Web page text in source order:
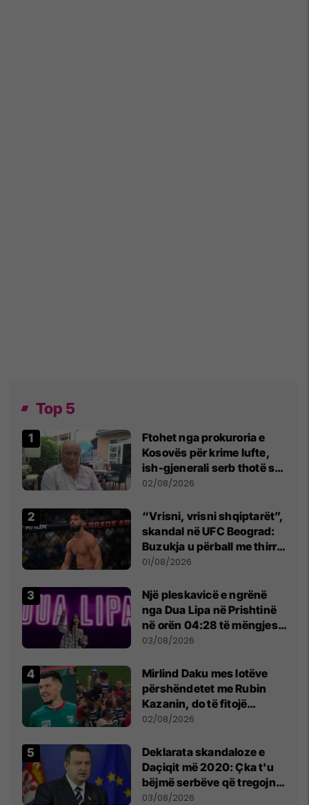
Top 5
Ftohet nga prokuroria e
Kosovës për krime lufte,
ish-gjenerali serb thotë se
dikush e tradhtoi në
02/08/2026
“Vrisni, vrisni shqiptarët”,
skandal në UFC Beograd:
Buzukja u përball me thirrje
anti-shqiptare nga
01/08/2026
Një pleskavicë e ngrënë
nga Dua Lipa në Prishtinë
në orën 04:28 të mëngjesit
- dhe bota digjitale serbe
03/08/2026
Mirlind Daku mes lotëve
përshëndetet me Rubin
Kazanin, do të fitojë
miliona te Spartak Moska
02/08/2026
​Deklarata skandaloze e
Daçiqit më 2020: Çka t'u
bëjmë serbëve që tregojnë
ku janë varrosur shqiptarët
03/08/2026